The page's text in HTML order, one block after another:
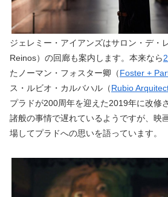
ジェレミー・アイアンズはサロン・デ・
Reinos）の回廊も案内します。本来なら
たノーマン・フォスター卿（Foster +
ス・ルビオ・カルバハル（Rubio
プラドが200周年を迎えた2019年に改修
諸般の事情で遅れているようですが、映
場してプラドへの思いを語っています。